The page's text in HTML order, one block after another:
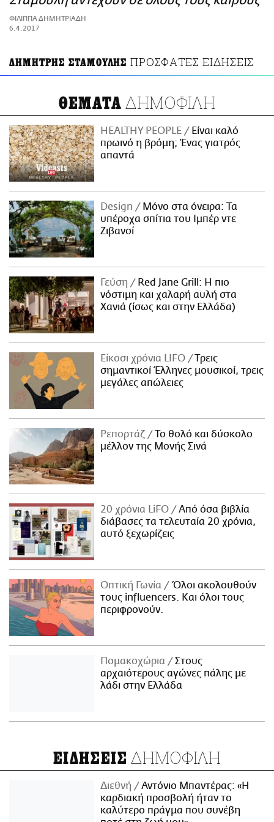
ΑΜΠΑ
PRINT
ΦΙΛΙΠΠΑ ΔΗΜΗΤΡΙΑΔΗ
6.4.2017
ΔΗΜΗΤΡΗΣ ΣΤΑΜΟΥΛΗΣ ΠΡΟΣΦΑΤΕΣ ΕΙΔΗΣΕΙΣ
ΘΕΜΑΤΑ ΔΗΜΟΦΙΛΗ
HEALTHY PEOPLE
Είναι καλό
πρωινό η βρόμη; Ένας γιατρός
απαντά
Design
Μόνο στα όνειρα: Τα
υπέροχα σπίτια του Ιμπέρ ντε
Ζιβανσί
Γεύση
Red Jane Grill: Η πιο
νόστιμη και χαλαρή αυλή στα
Χανιά (ίσως και στην Ελλάδα)
Είκοσι χρόνια LIFO
Tρεις
σημαντικοί Έλληνες μουσικοί, τρεις
μεγάλες απώλειες
Ρεπορτάζ
Το θολό και δύσκολο
μέλλον της Μονής Σινά
20 χρόνια LiFO
Από όσα βιβλία
διάβασες τα τελευταία 20 χρόνια,
αυτό ξεχωρίζεις
Οπτική Γωνία
Όλοι ακολουθούν
τους influencers. Και όλοι τους
περιφρονούν.
Πομακοχώρια
Στους
αρχαιότερους αγώνες πάλης με
λάδι στην Ελλάδα
ΕΙΔΗΣΕΙΣ ΔΗΜΟΦΙΛΗ
Διεθνή
Αντόνιο Μπαντέρας: «Η
καρδιακή προσβολή ήταν το
καλύτερο πράγμα που συνέβη